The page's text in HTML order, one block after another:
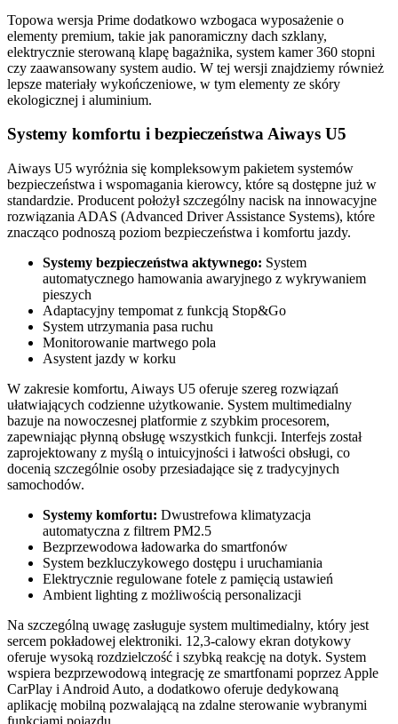
Topowa wersja Prime dodatkowo wzbogaca wyposażenie o
elementy premium, takie jak panoramiczny dach szklany,
elektrycznie sterowaną klapę bagażnika, system kamer 360 stopni
czy zaawansowany system audio. W tej wersji znajdziemy również
lepsze materiały wykończeniowe, w tym elementy ze skóry
ekologicznej i aluminium.
Systemy komfortu i bezpieczeństwa Aiways U5
Aiways U5 wyróżnia się kompleksowym pakietem systemów
bezpieczeństwa i wspomagania kierowcy, które są dostępne już w
standardzie. Producent położył szczególny nacisk na innowacyjne
rozwiązania ADAS (Advanced Driver Assistance Systems), które
znacząco podnoszą poziom bezpieczeństwa i komfortu jazdy.
Systemy bezpieczeństwa aktywnego: System
automatycznego hamowania awaryjnego z wykrywaniem
pieszych
Adaptacyjny tempomat z funkcją Stop&Go
System utrzymania pasa ruchu
Monitorowanie martwego pola
Asystent jazdy w korku
W zakresie komfortu, Aiways U5 oferuje szereg rozwiązań
ułatwiających codzienne użytkowanie. System multimedialny
bazuje na nowoczesnej platformie z szybkim procesorem,
zapewniając płynną obsługę wszystkich funkcji. Interfejs został
zaprojektowany z myślą o intuicyjności i łatwości obsługi, co
docenią szczególnie osoby przesiadające się z tradycyjnych
samochodów.
Systemy komfortu: Dwustrefowa klimatyzacja
automatyczna z filtrem PM2.5
Bezprzewodowa ładowarka do smartfonów
System bezkluczykowego dostępu i uruchamiania
Elektrycznie regulowane fotele z pamięcią ustawień
Ambient lighting z możliwością personalizacji
Na szczególną uwagę zasługuje system multimedialny, który jest
sercem pokładowej elektroniki. 12,3-calowy ekran dotykowy
oferuje wysoką rozdzielczość i szybką reakcję na dotyk. System
wspiera bezprzewodową integrację ze smartfonami poprzez Apple
CarPlay i Android Auto, a dodatkowo oferuje dedykowaną
aplikację mobilną pozwalającą na zdalne sterowanie wybranymi
funkcjami pojazdu.